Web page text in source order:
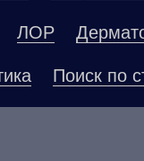
ЛОР
Поиск по